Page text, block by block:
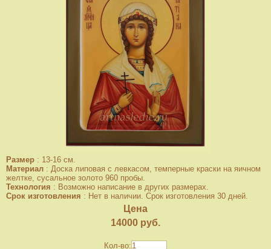
Размер : 13-16 см.
Материал : Доска липовая с левкасом, темперные краски на яичном
желтке, сусальное золото 960 пробы.
Технология : Возможно написание в других размерах.
Срок изготовления : Нет в наличии. Срок изготовления 30 дней.
Цена
14000 руб.
Кол-во: